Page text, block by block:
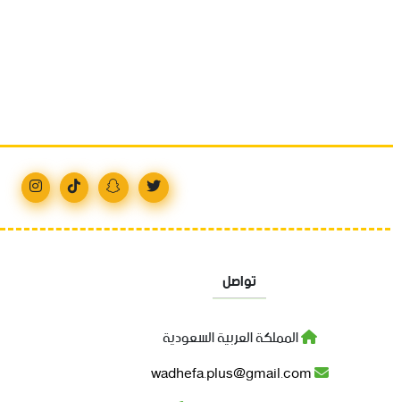
تواصل
المملكة العربية السعودية